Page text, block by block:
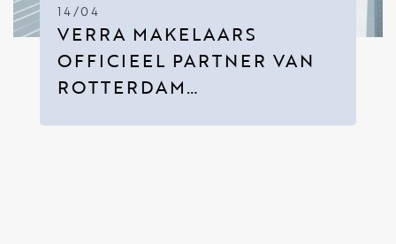
14/04
VERRA MAKELAARS
OFFICIEEL PARTNER VAN
ROTTERDAM